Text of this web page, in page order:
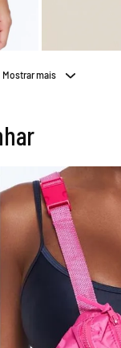
Mostrar mais